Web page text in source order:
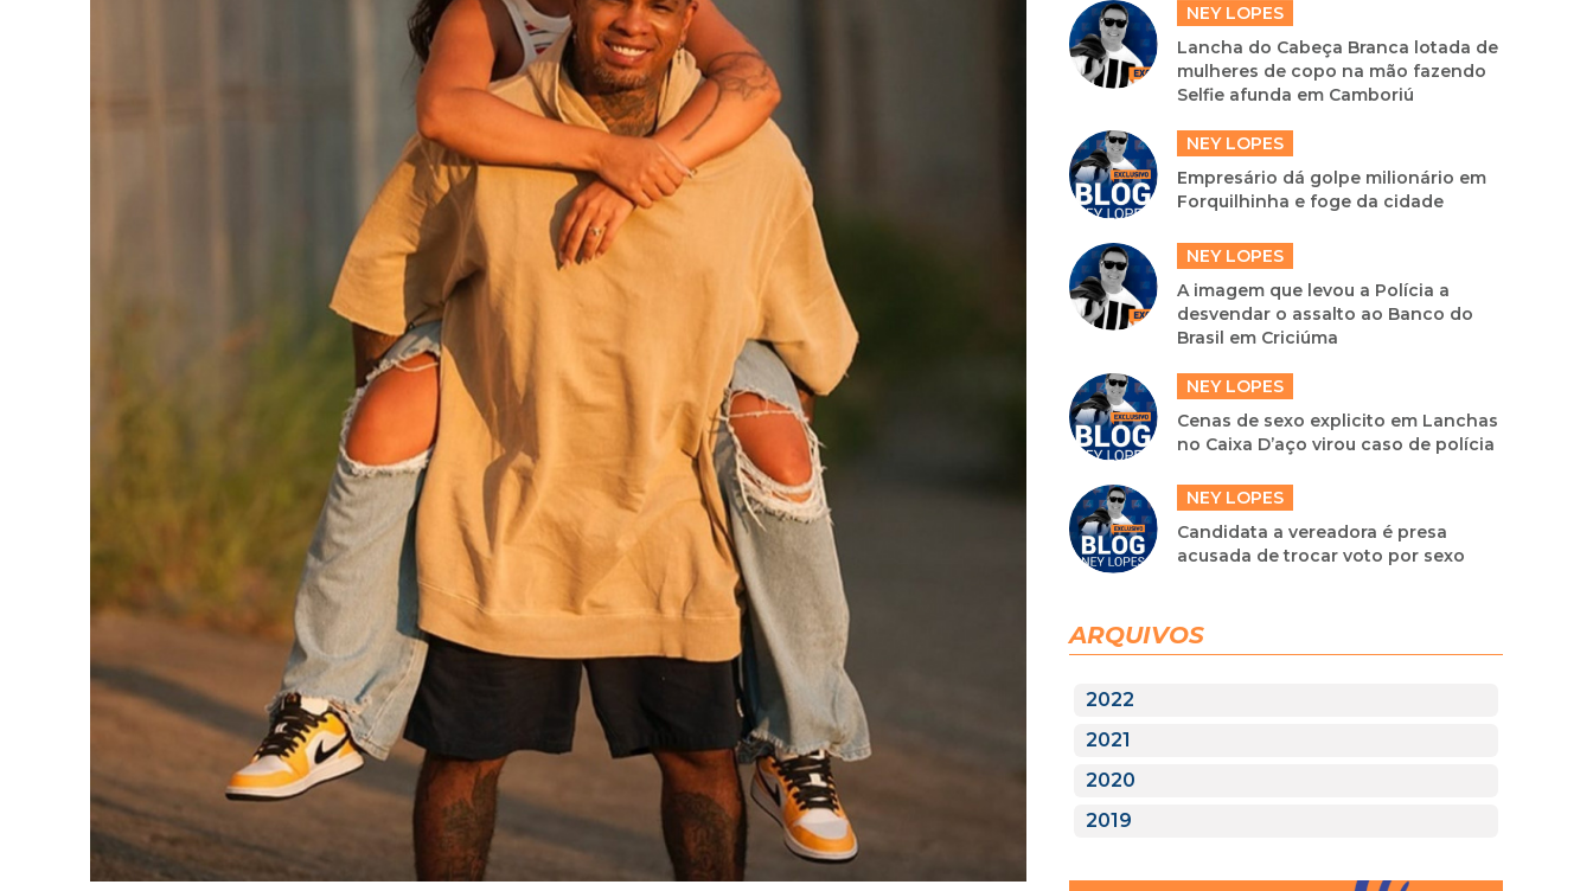
NEY LOPES
Lancha do Cabeça Branca lotada de
mulheres de copo na mão fazendo
Selfie afunda em Camboriú
NEY LOPES
Empresário dá golpe milionário em
Forquilhinha e foge da cidade
NEY LOPES
A imagem que levou a Polícia a
desvendar o assalto ao Banco do
Brasil em Criciúma
NEY LOPES
Cenas de sexo explicito em Lanchas
no Caixa D’aço virou caso de polícia
NEY LOPES
Candidata a vereadora é presa
acusada de trocar voto por sexo
ARQUIVOS
2022
2021
2020
2019